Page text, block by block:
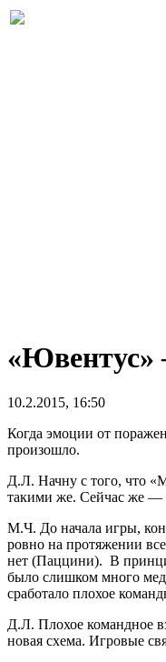
«Ювентус»
10.2.2015, 16:50
Когда эмоции от
произошло.
Д.Л. Начну с того, что
такими же. Сейчас же —
М.Ч. До начала игры,
ровно на протяжении
нет (Паццини). В
было слишком много
сработало плохое
Д.Л. Плохое командное
новая схема. Игровые